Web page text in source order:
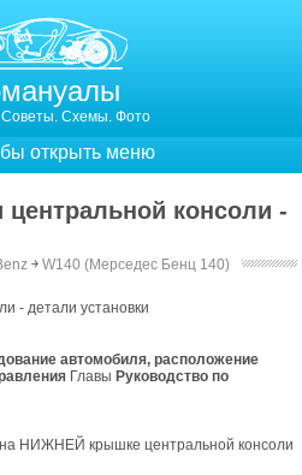
Советы. Схемы. Фото
открыть меню
консоли -
￫ W140 (Мерседес Бенц 140)
- детали установки
автомобиля, расположение
Главы Руководство по
НИЖНЕЙ крышке центральной консоли